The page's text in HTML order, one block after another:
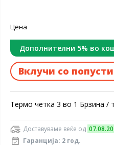
Цена
Дополнителни 5% во
Вклучи со попусти
Термо четка 3 во 1 Брзина /
Доставуваме веќе од
Гаранција: 2 год.